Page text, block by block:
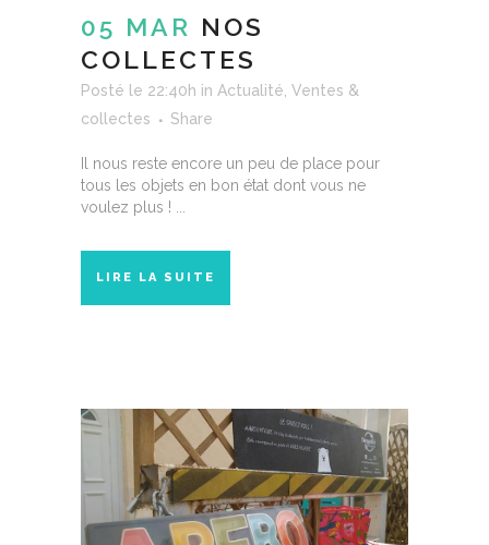
05 MAR NOS
COLLECTES
Posté le 22:40h in Actualité, Ventes &
collectes
Share
Il nous reste encore un peu de place pour
tous les objets en bon état dont vous ne
voulez plus ! ...
LIRE LA SUITE